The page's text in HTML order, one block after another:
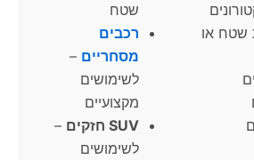
שטח או
שטח
רכבים
מסחריים –
לשימושים
מקצועיים
SUV חזקים
–
לשימושים